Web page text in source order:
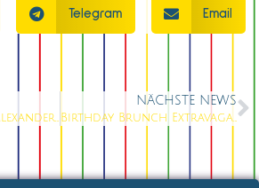
Telegram Email
Knutschfleck am Alexanderplatz: Dein Event-Highlight wartet; KOMMT ZU UNS!
NÄCHSTE NEWS
Birthday Brunch Extravaganza am Alexanderplatz, Die Show, die deinen Geburtstag unvergesslich macht!